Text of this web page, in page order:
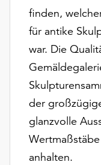
finden,
für antike
war. Die
der
glanzvolle
anhalten.